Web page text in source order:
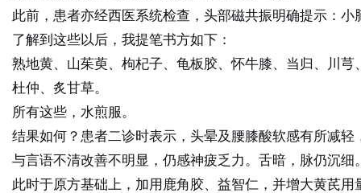
此前，患者亦经西医系统检查，头部磁共振明确提示：小
了解到这些以后，我提笔书方如下：
熟地黄、山茱萸、枸杞子、龟板胶、怀牛膝、当归、川
杜仲、炙甘草。
所有这些，水煎服。
结果如何？患者二诊时表示，头晕及腰膝酸软感有所减
与言语不清改善不明显，仍感神疲乏力。舌暗，脉仍沉细
此时于原方基础上，加用鹿角胶、益智仁，并增大黄芪用